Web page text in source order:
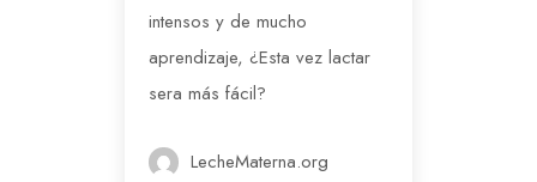
intensos y de mucho
aprendizaje, ¿Esta vez lactar
sera más fácil?
LecheMaterna.org